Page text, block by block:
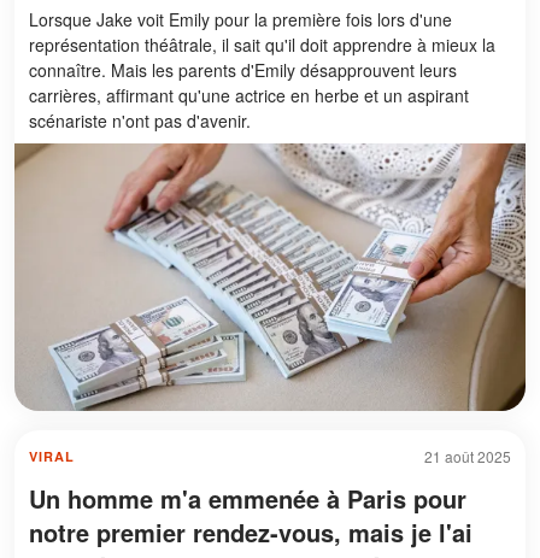
Lorsque Jake voit Emily pour la première fois lors d'une
représentation théâtrale, il sait qu'il doit apprendre à mieux la
connaître. Mais les parents d'Emily désapprouvent leurs
carrières, affirmant qu'une actrice en herbe et un aspirant
scénariste n'ont pas d'avenir.
21 août 2025
VIRAL
Un homme m'a emmenée à Paris pour
notre premier rendez-vous, mais je l'ai